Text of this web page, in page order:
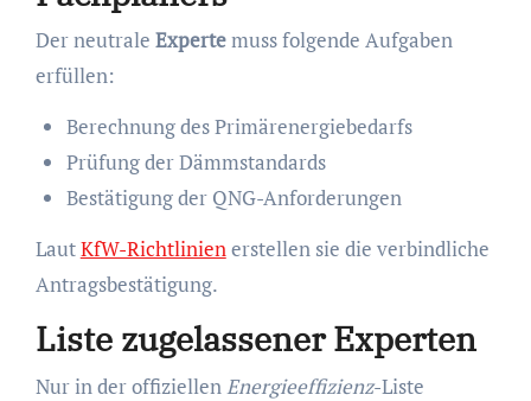
Der neutrale Expertemuss folgende Aufgaben
erfüllen:
Berechnung des Primärenergiebedarfs
Prüfung der Dämmstandards
Bestätigung der QNG-Anforderungen
LautKfW-Richtlinienerstellen sie die verbindliche
Antragsbestätigung.
Liste zugelassener Experten
Nur in der offiziellenEnergieeffizienz-Liste